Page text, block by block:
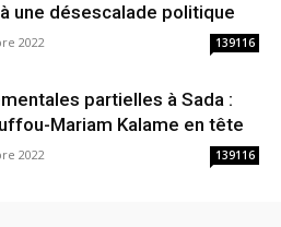
une désescalade politique
2022 139116
partielles à Sada :
Mariam Kalame en tête
2022 139116